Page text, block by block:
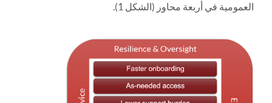
العمومية في أربعة محاور (الشكل 1).